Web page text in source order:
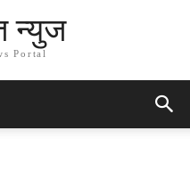
न्युज
Portal